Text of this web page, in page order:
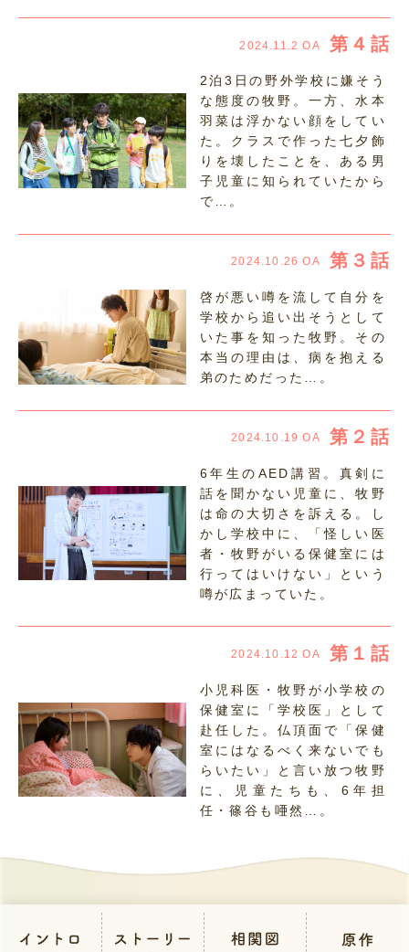
2024.11.2 OA 第４話
2泊3日の野外学校に嫌そう
な態度の牧野。一方、水本
羽菜は浮かない顔をしてい
た。クラスで作った七夕飾
りを壊したことを、ある男
子児童に知られていたから
で…。
2024.10.26 OA 第３話
啓が悪い噂を流して自分を
学校から追い出そうとして
いた事を知った牧野。その
本当の理由は、病を抱える
弟のためだった…。
2024.10.19 OA 第２話
6年生のAED講習。真剣に
話を聞かない児童に、牧野
は命の大切さを訴える。し
かし学校中に、「怪しい医
者・牧野がいる保健室には
行ってはいけない」という
噂が広まっていた。
2024.10.12 OA 第１話
小児科医・牧野が小学校の
保健室に「学校医」として
赴任した。仏頂面で「保健
室にはなるべく来ないでも
らいたい」と言い放つ牧野
に、児童たちも、6年担
任・篠谷も唖然…。